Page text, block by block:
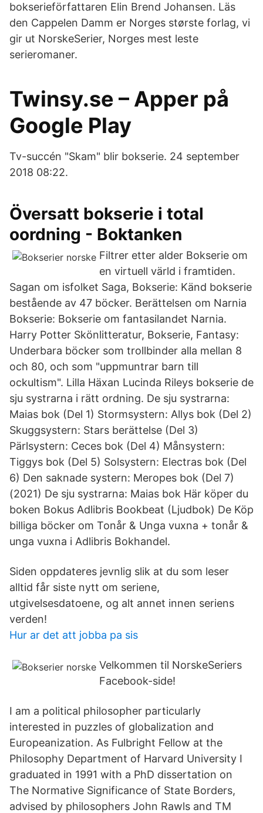
bokserieförfattaren Elin Brend Johansen. Läs
den Cappelen Damm er Norges største forlag, vi
gir ut NorskeSerier, Norges mest leste
serieromaner.
Twinsy.se – Apper på
Google Play
Tv-succén "Skam" blir bokserie. 24 september
2018 08:22.
Översatt bokserie i total
oordning - Boktanken
Filtrer etter alder Bokserie om
en virtuell värld i framtiden.
Sagan om isfolket Saga, Bokserie: Känd bokserie
bestående av 47 böcker. Berättelsen om Narnia
Bokserie: Bokserie om fantasilandet Narnia.
Harry Potter Skönlitteratur, Bokserie, Fantasy:
Underbara böcker som trollbinder alla mellan 8
och 80, och som "uppmuntrar barn till
ockultism". Lilla Häxan Lucinda Rileys bokserie de
sju systrarna i rätt ordning. De sju systrarna:
Maias bok (Del 1) Stormsystern: Allys bok (Del 2)
Skuggsystern: Stars berättelse (Del 3)
Pärlsystern: Ceces bok (Del 4) Månsystern:
Tiggys bok (Del 5) Solsystern: Electras bok (Del
6) Den saknade systern: Meropes bok (Del 7)
(2021) De sju systrarna: Maias bok Här köper du
boken Bokus Adlibris Bookbeat (Ljudbok) De Köp
billiga böcker om Tonår & Unga vuxna + tonår &
unga vuxna i Adlibris Bokhandel.
Siden oppdateres jevnlig slik at du som leser
alltid får siste nytt om seriene,
utgivelsesdatoene, og alt annet innen seriens
verden!
Hur ar det att jobba pa sis
Velkommen til NorskeSeriers
Facebook-side!
I am a political philosopher particularly
interested in puzzles of globalization and
Europeanization. As Fulbright Fellow at the
Philosophy Department of Harvard University I
graduated in 1991 with a PhD dissertation on
The Normative Significance of State Borders,
advised by philosophers John Rawls and TM